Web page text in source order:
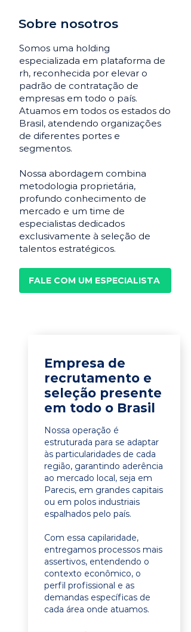
Sobre nosotros
Somos uma holding
especializada em plataforma de
rh, reconhecida por elevar o
padrão de contratação de
empresas em todo o país.
Atuamos em todos os estados do
Brasil, atendendo organizações
de diferentes portes e
segmentos.
Nossa abordagem combina
metodologia proprietária,
profundo conhecimento de
mercado e um time de
especialistas dedicados
exclusivamente à seleção de
talentos estratégicos.
FALE COM UM ESPECIALISTA
Empresa de
recrutamento e
seleção presente
em todo o Brasil
Nossa operação é
estruturada para se adaptar
às particularidades de cada
região, garantindo aderência
ao mercado local, seja em
Parecis, em grandes capitais
ou em polos industriais
espalhados pelo país.
Com essa capilaridade,
entregamos processos mais
assertivos, entendendo o
contexto econômico, o
perfil profissional e as
demandas específicas de
cada área onde atuamos.